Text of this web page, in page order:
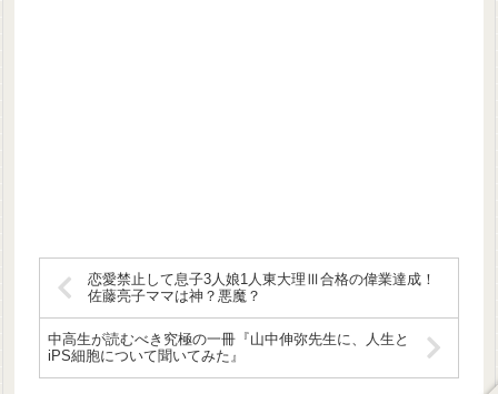
恋愛禁止して息子3人娘1人東大理Ⅲ合格の偉業達成！
佐藤亮子ママは神？悪魔？
中高生が読むべき究極の一冊『山中伸弥先生に、人生と
iPS細胞について聞いてみた』